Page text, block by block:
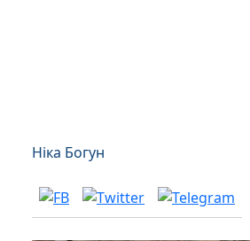
Ніка Богун